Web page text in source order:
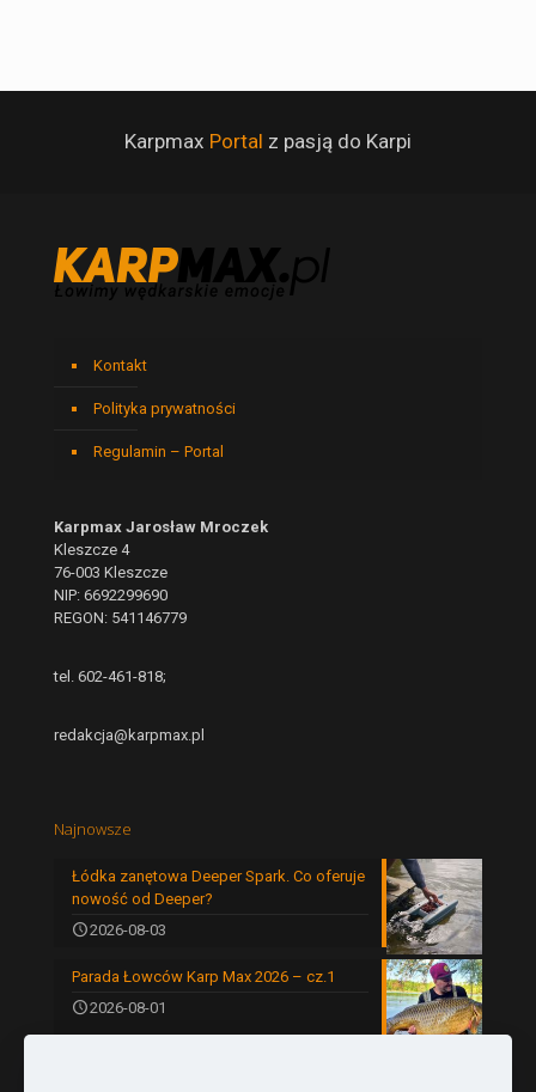
Karpmax Portal z pasją do Karpi
Kontakt
Polityka prywatności
Regulamin – Portal
Karpmax Jarosław Mroczek
Kleszcze 4
76-003 Kleszcze
NIP: 6692299690
REGON: 541146779
tel. 602-461-818;
redakcja@karpmax.pl
Najnowsze
Łódka zanętowa Deeper Spark. Co oferuje
nowość od Deeper?
2026-08-03
Parada Łowców Karp Max 2026 – cz.1
2026-08-01